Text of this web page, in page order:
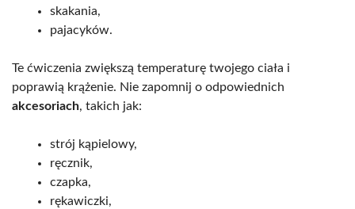
skakania,
pajacyków.
Te ćwiczenia zwiększą temperaturę twojego ciała i
poprawią krążenie. Nie zapomnij o odpowiednich
akcesoriach, takich jak:
strój kąpielowy,
ręcznik,
czapka,
rękawiczki,